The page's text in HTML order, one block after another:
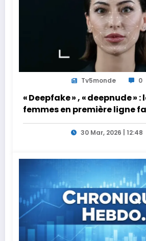
Tv5monde 0
« Deepfake » , « deepnude » :
femmes en première ligne
dangers de l’intelligence
30 Mar, 2026 | 12:48